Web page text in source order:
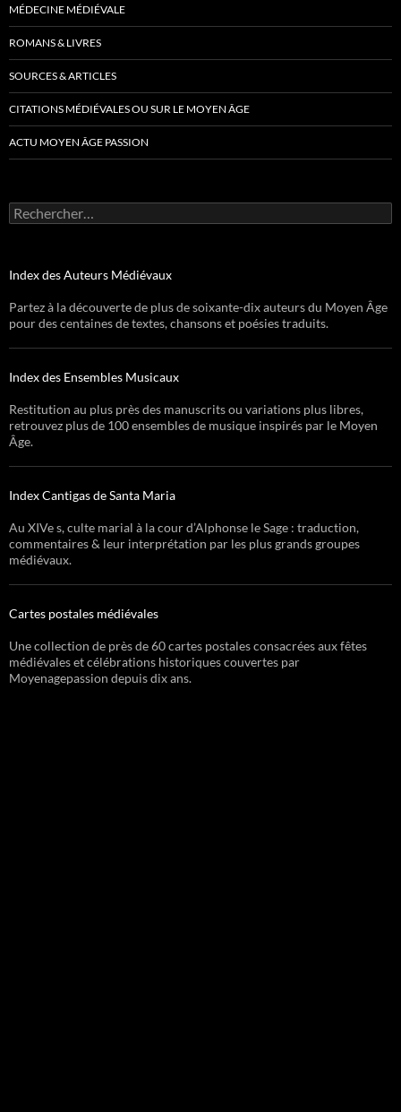
MÉDECINE MÉDIÉVALE
ROMANS & LIVRES
SOURCES & ARTICLES
CITATIONS MÉDIÉVALES OU SUR LE MOYEN ÂGE
ACTU MOYEN ÂGE PASSION
Rechercher :
Index des Auteurs Médiévaux
Partez à la découverte de plus de soixante-dix auteurs du Moyen Âge
pour des centaines de textes, chansons et poésies traduits.
Index des Ensembles Musicaux
Restitution au plus près des manuscrits ou variations plus libres,
retrouvez plus de 100 ensembles de musique inspirés par le Moyen
Âge.
Index Cantigas de Santa Maria
Au XIVe s, culte marial à la cour d’Alphonse le Sage : traduction,
commentaires & leur interprétation par les plus grands groupes
médiévaux.
Cartes postales médiévales
Une collection de près de 60 cartes postales consacrées aux fêtes
médiévales et célébrations historiques couvertes par
Moyenagepassion depuis dix ans.